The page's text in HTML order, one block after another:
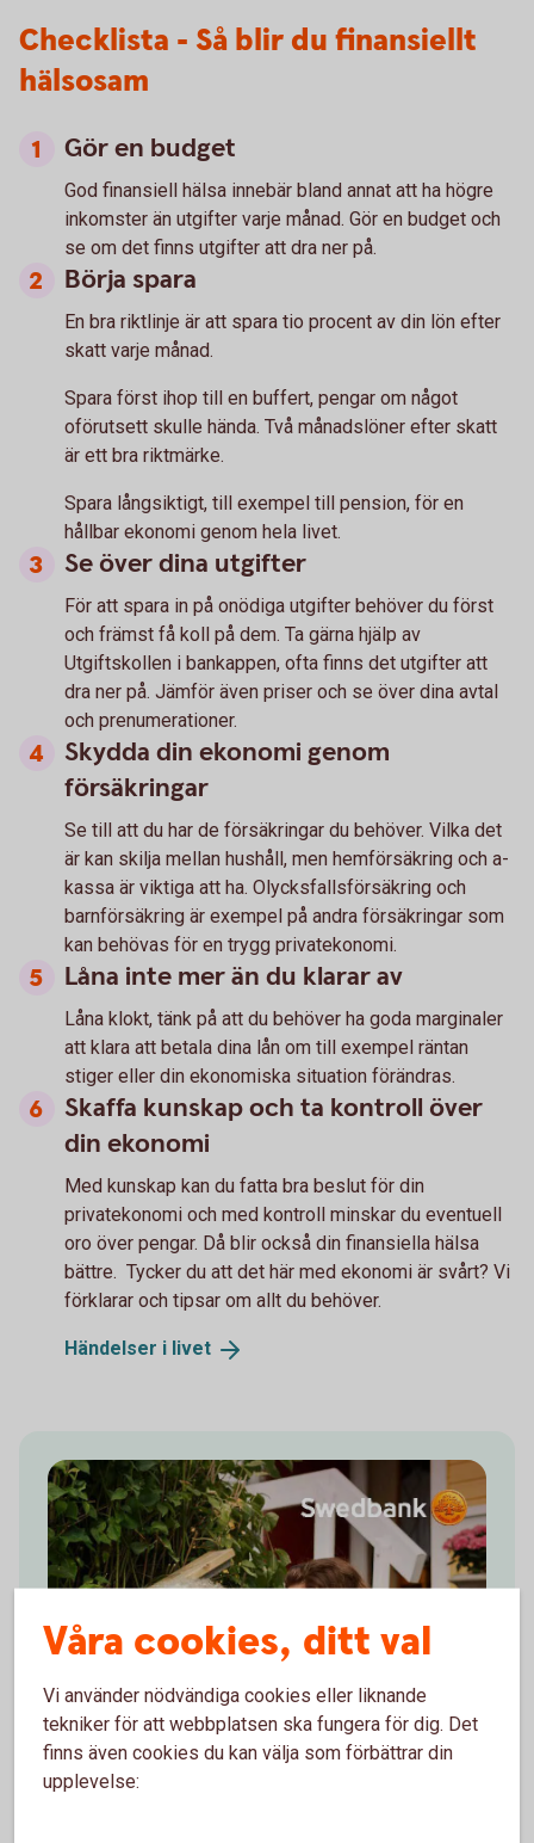
Checklista - Så blir du finansiellt
hälsosam
Gör en budget
God finansiell hälsa innebär bland annat att ha högre
inkomster än utgifter varje månad. Gör en budget och
se om det finns utgifter att dra ner på.
Börja spara
En bra riktlinje är att spara tio procent av din lön efter
skatt varje månad.
Spara först ihop till en buffert, pengar om något
oförutsett skulle hända. Två månadslöner efter skatt
är ett bra riktmärke.
Spara långsiktigt, till exempel till pension, för en
hållbar ekonomi genom hela livet.
Se över dina utgifter
För att spara in på onödiga utgifter behöver du först
och främst få koll på dem. Ta gärna hjälp av
Utgiftskollen i bankappen, ofta finns det utgifter att
dra ner på. Jämför även priser och se över dina avtal
och prenumerationer.
Skydda din ekonomi genom
försäkringar
Se till att du har de försäkringar du behöver. Vilka det
är kan skilja mellan hushåll, men hemförsäkring och a-
kassa är viktiga att ha. Olycksfallsförsäkring och
barnförsäkring är exempel på andra försäkringar som
kan behövas för en trygg privatekonomi.
Låna inte mer än du klarar av
Låna klokt, tänk på att du behöver ha goda marginaler
att klara att betala dina lån om till exempel räntan
stiger eller din ekonomiska situation förändras.
Skaffa kunskap och ta kontroll över
din ekonomi
Med kunskap kan du fatta bra beslut för din
privatekonomi och med kontroll minskar du eventuell
oro över pengar. Då blir också din finansiella hälsa
bättre. Tycker du att det här med ekonomi är svårt? Vi
förklarar och tipsar om allt du behöver.
Händelser i livet
Våra cookies, ditt val
Vi använder nödvändiga cookies eller liknande
tekniker för att webbplatsen ska fungera för dig. Det
finns även cookies du kan välja som förbättrar din
upplevelse: